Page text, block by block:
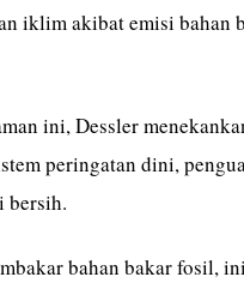
iklim akibat emisi bahan
ini, Dessler
peringatan dini,
bersih.
bahan bakar fosil,